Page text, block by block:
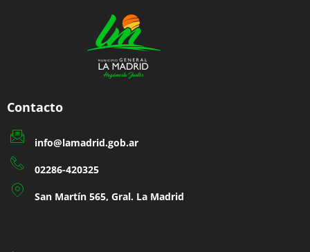
Contacto
info@lamadrid.gob.ar
02286-420325
San Martín 565, Gral. La Madrid